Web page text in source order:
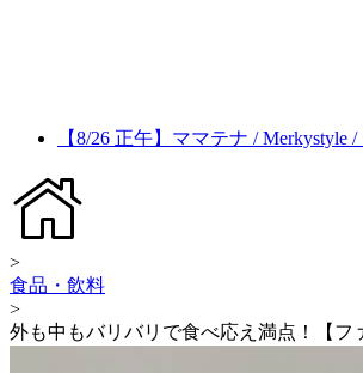
【8/26 正午】ママテナ /
>
食品・飲料
>
外も中もバリバリで食べ応え満点！【